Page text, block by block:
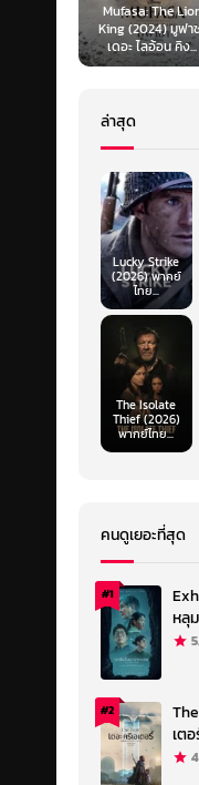
Obsession
สาปรักคลั่งหลอน
(SoundTrack) 1X
ล่าสุด
Lucky Strike
(2026) พากย์
ไทย...
The Isolate
Thief (2026)
พากย์ไทย...
คนดูเยอะที่สุด
#1
หลุ
#2
เต